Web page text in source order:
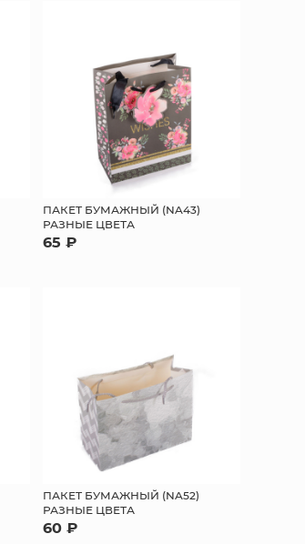
ПАКЕТ БУМАЖНЫЙ (NA43)
РАЗНЫЕ ЦВЕТА
65 ₽
ПАКЕТ БУМАЖНЫЙ (NA52)
РАЗНЫЕ ЦВЕТА
60 ₽